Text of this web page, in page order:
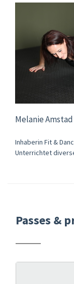
Melanie Amstad
Inhaberin Fit &
Unterrichtet
Passes &